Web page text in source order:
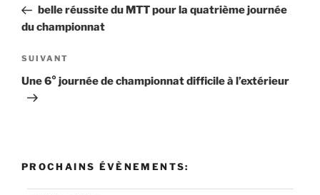
l’article
précédent
belle réussite du MTT pour la quatrième journée
du championnat
Article
suivant
SUIVANT
Une 6° journée de championnat difficile à l’extérieur
PROCHAINS ÉVÈNEMENTS: